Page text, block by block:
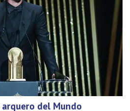
del Mundo